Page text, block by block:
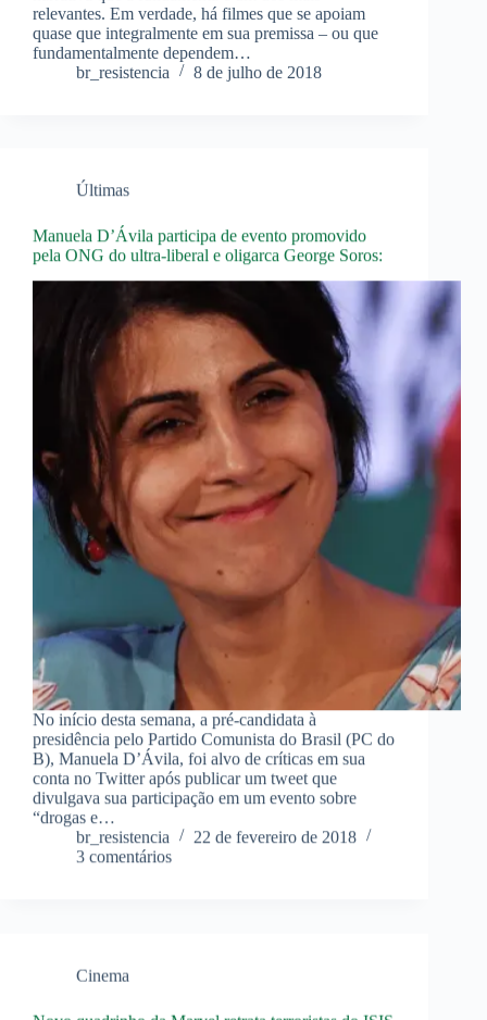
relevantes. Em verdade, há filmes que se apoiam
quase que integralmente em sua premissa – ou que
fundamentalmente dependem…
br_resistencia
8 de julho de 2018
Últimas
Manuela D’Ávila participa de evento promovido
pela ONG do ultra-liberal e oligarca George Soros:
No início desta semana, a pré-candidata à
presidência pelo Partido Comunista do Brasil (PC do
B), Manuela D’Ávila, foi alvo de críticas em sua
conta no Twitter após publicar um tweet que
divulgava sua participação em um evento sobre
“drogas e…
br_resistencia
22 de fevereiro de 2018
3 comentários
Cinema